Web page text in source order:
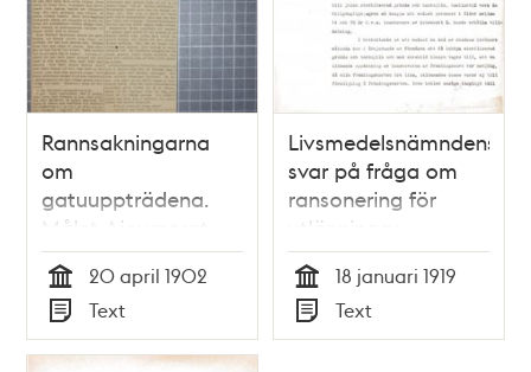
Rannsakningarna
om
gatuuppträdena.
Målet Ajournerat -
Åklagare yrkar
ansvar för uppror -
pressklipp 1902
Tid
20 april 1902
Typ
Text
Livsmedelsnämndens
svar på fråga om
ransonering för
utlänningar
Tid
18 januari 1919
Typ
Text